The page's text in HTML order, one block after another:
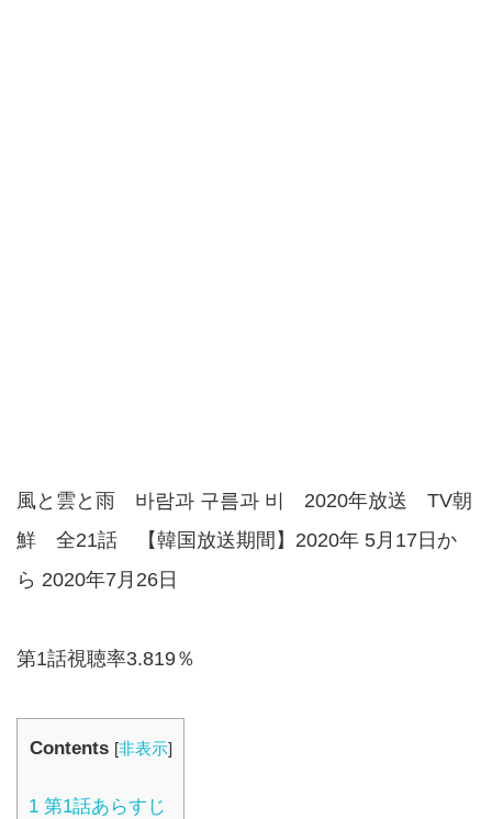
風と雲と雨 바람과 구름과 비 2020年放送 TV朝
鮮 全21話 【韓国放送期間】2020年 5月17日か
ら 2020年7月26日
第1話視聴率3.819％
Contents [非表示]
1 第1話あらすじ